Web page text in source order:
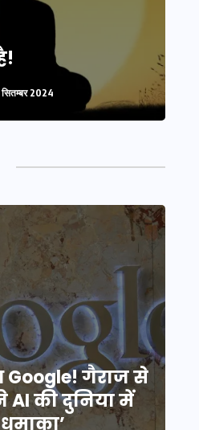
2024
गैराज से
की दुनिया में